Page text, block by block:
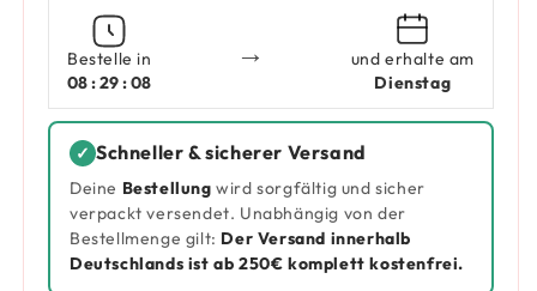
Bestelle in
08 : 29 : 08
→
und erhalte am
Dienstag
✓ Schneller & sicherer Versand
Deine Bestellung wird sorgfältig und sicher
verpackt versendet. Unabhängig von der
Bestellmenge gilt: Der Versand innerhalb
Deutschlands ist ab 250€ komplett kostenfrei.